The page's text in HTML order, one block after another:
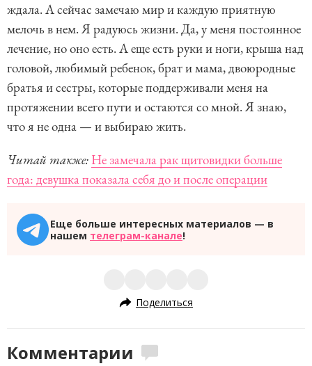
ждала. А сейчас замечаю мир и каждую приятную
мелочь в нем. Я радуюсь жизни. Да, у меня постоянное
лечение, но оно есть. А еще есть руки и ноги, крыша над
головой, любимый ребенок, брат и мама, двоюродные
братья и сестры, которые поддерживали меня на
протяжении всего пути и остаются со мной. Я знаю,
что я не одна — и выбираю жить.
Читай также: Не замечала рак щитовидки больше
года: девушка показала себя до и после операции
Еще больше интересных материалов — в
нашем телеграм-канале!
Поделиться
Комментарии